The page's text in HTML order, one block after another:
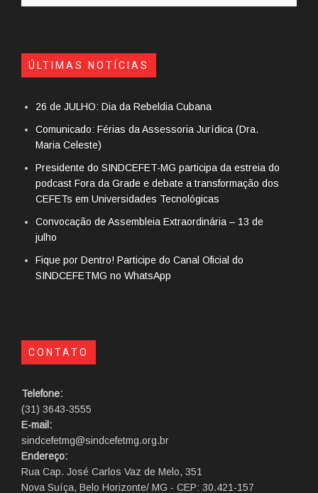
ÚLTIMAS NOTÍCIAS
26 de JULHO: Dia da Rebeldia Cubana
Comunicado: Férias da Assessoria Jurídica (Dra.
Maria Celeste)
Presidente do SINDCEFET-MG participa da estreia do
podcast Fora da Grade e debate a transformação dos
CEFETs em Universidades Tecnológicas
Convocação de Assembleia Extraordinária – 13 de
julho
Fique por Dentro! Participe do Canal Oficial do
SINDCEFETMG no WhatsApp
CONTATO
Telefone:
(31) 3643-3555
E-mail:
sindcefetmg@sindcefetmg.org.br
Endereço:
Rua Cap. José Carlos Vaz de Melo, 351
Nova Suíça, Belo Horizonte/ MG - CEP: 30.421-157